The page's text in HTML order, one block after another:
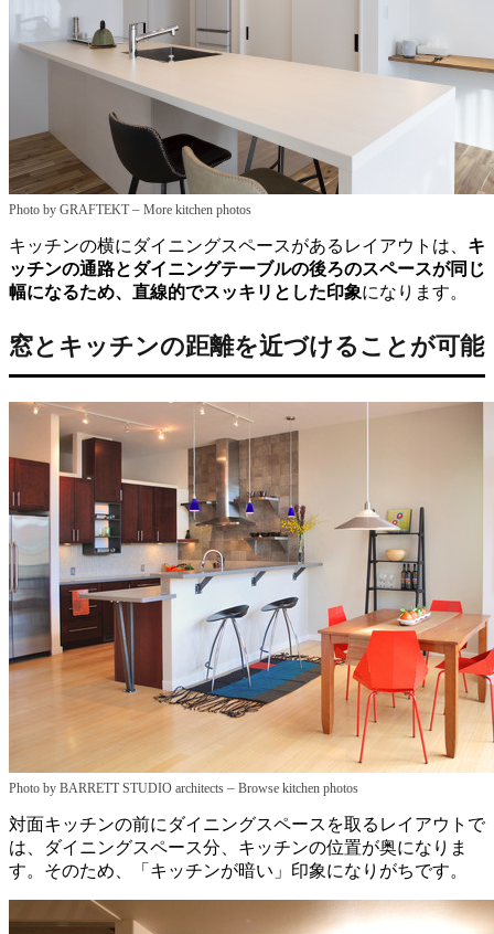
Photo by GRAFTEKT– More kitchen photos
キッチンの横にダイニングスペースがあるレイアウトは、 キ
ッチンの通路とダイニングテーブルの後ろのスペースが同じ
幅になるため、直線的でスッキリとした印象になります。
窓とキッチンの距離を近づけることが可能
Photo by BARRETT STUDIO architects – Browse kitchen photos
対面キッチンの前にダイニングスペースを取るレイアウトで
は、ダイニングスペース分、キッチンの位置が奥になりま
す。そのため、「キッチンが暗い」印象になりがちです。